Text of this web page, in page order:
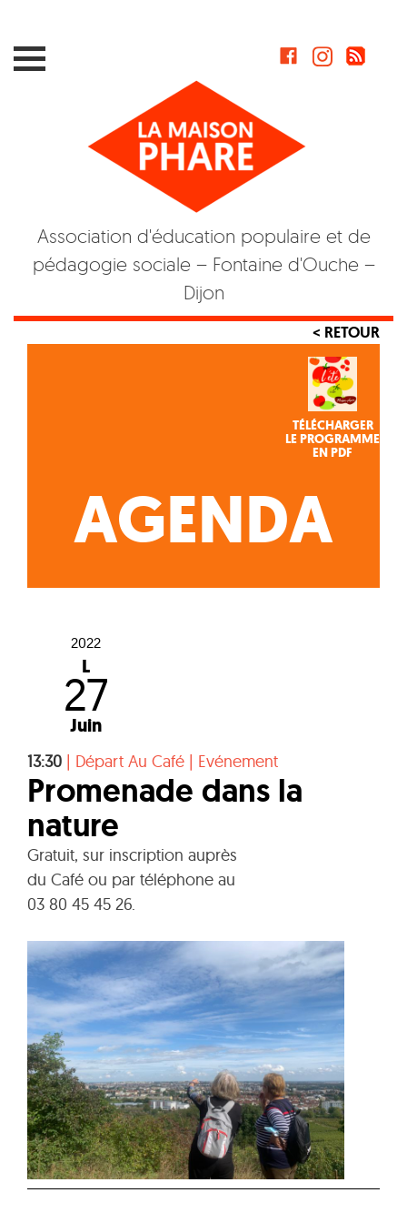
Association d'éducation populaire et de
pédagogie sociale – Fontaine d'Ouche –
Dijon
< RETOUR
TÉLÉCHARGER
LE PROGRAMME
EN PDF
AGENDA
2022
L
27
Juin
13:30 | Départ Au Café | Evénement
Promenade dans la
nature
Gratuit, sur inscription auprès
du Café ou par téléphone au
03 80 45 45 26.